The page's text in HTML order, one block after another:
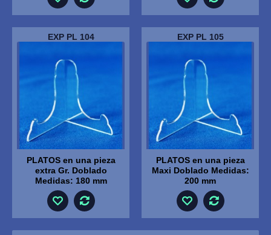
EXP PL 104
PLATOS en una pieza
extra Gr. Doblado
Medidas: 180 mm
EXP PL 105
PLATOS en una pieza
Maxi Doblado Medidas:
200 mm